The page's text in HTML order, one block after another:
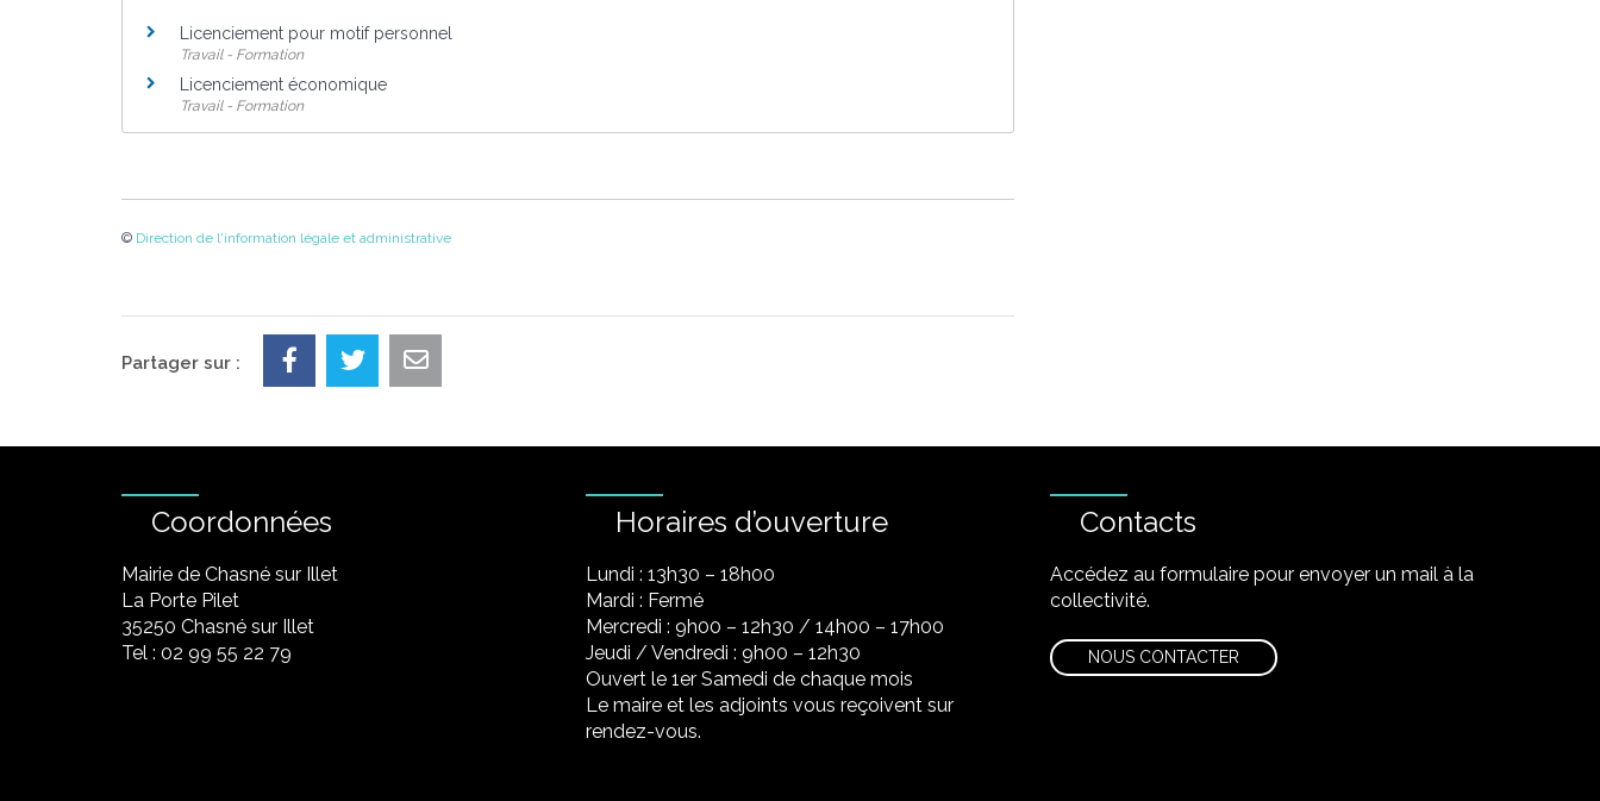
Licenciement pour motif personnel
Travail - Formation
Licenciement économique
Travail - Formation
© Direction de l'information légale et administrative
Partager sur :
Coordonnées
Mairie de Chasné sur Illet
La Porte Pilet
35250 Chasné sur Illet
Tel : 02 99 55 22 79
Horaires d’ouverture
Lundi : 13h30 – 18h00
Mardi : Fermé
Mercredi : 9h00 – 12h30 / 14h00 – 17h00
Jeudi / Vendredi : 9h00 – 12h30
Ouvert le 1er Samedi de chaque mois
Le maire et les adjoints vous reçoivent sur
rendez-vous.
Contacts
Accédez au formulaire pour envoyer un mail à la
collectivité.
NOUS CONTACTER